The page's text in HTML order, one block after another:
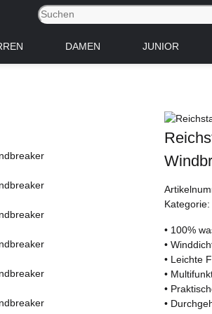
DAMEN JUNIOR
Kategorie:
• 100%
•
• Leichte
•
•
•